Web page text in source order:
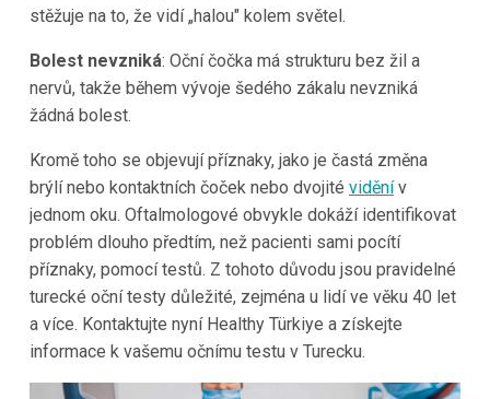
stěžuje na to, že vidí „halou" kolem světel.
Bolest nevzniká: Oční čočka má strukturu bez žil a
nervů, takže během vývoje šedého zákalu nevzniká
žádná bolest.
Kromě toho se objevují příznaky, jako je častá změna
brýlí nebo kontaktních čoček nebo dvojité viděnív
jednom oku. Oftalmologové obvykle dokáží identifikovat
problém dlouho předtím, než pacienti sami pocítí
příznaky, pomocí testů. Z tohoto důvodu jsou pravidelné
turecké oční testy důležité, zejména u lidí ve věku 40 let
a více. Kontaktujte nyní Healthy Türkiye a získejte
informace k vašemu očnímu testu v Turecku.